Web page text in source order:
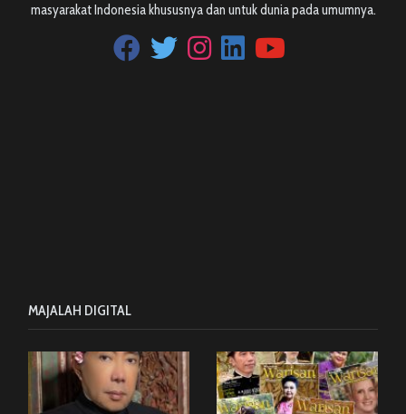
masyarakat Indonesia khususnya dan untuk dunia pada umumnya.
MAJALAH DIGITAL